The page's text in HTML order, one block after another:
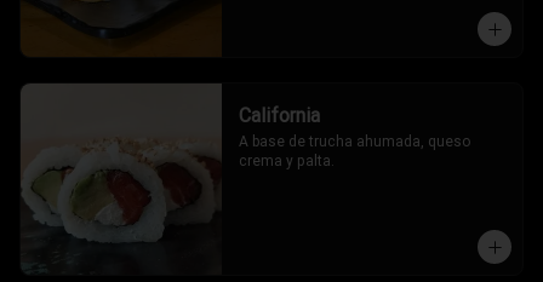
California
A base de trucha ahumada, queso
crema y palta.